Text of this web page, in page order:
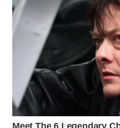
WAHANA
LISTRIK
WAHANA
TRAVEL
WAHANA
TV